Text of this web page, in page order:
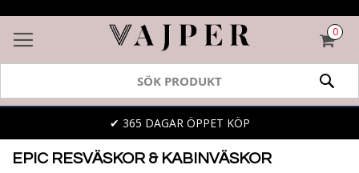
0
✔ 365 DAGAR ÖPPET KÖP
EPIC RESVÄSKOR & KABINVÄSKOR